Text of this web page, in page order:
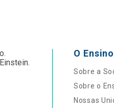
O
Sobre a
Sobre o
Nossas